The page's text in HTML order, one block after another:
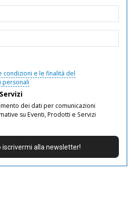
condizioni e le finalità del
personali
dei dati per comunicazioni
su Eventi, Prodotti e Servizi